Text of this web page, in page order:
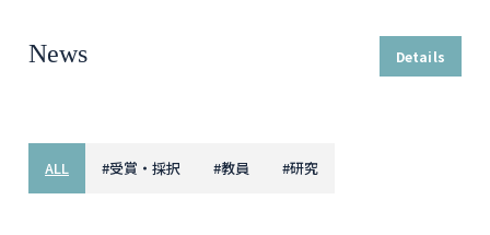
News Details
ALL #受賞・採択 #教員 #研究